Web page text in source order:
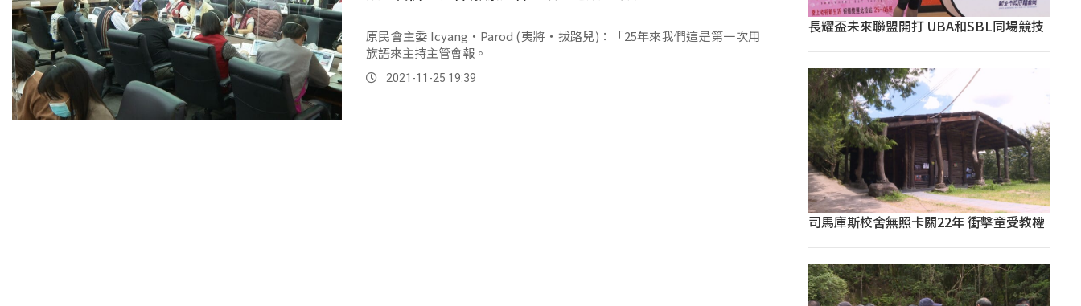
原民會主委 Icyang‧Parod (夷將‧拔路兒)：「25年來我們這是第一次用
族語來主持主管會報。
2021-11-25 19:39
長耀盃未來聯盟開打 UBA和SBL同場競技
司馬庫斯校舍無照卡關22年 衝擊童受教權